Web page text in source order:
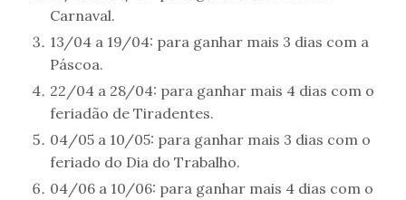
Carnaval.
13/04 a 19/04: para ganhar mais 3 dias com a
Páscoa.
22/04 a 28/04: para ganhar mais 4 dias com o
feriadão de Tiradentes.
04/05 a 10/05: para ganhar mais 3 dias com o
feriado do Dia do Trabalho.
04/06 a 10/06: para ganhar mais 4 dias com o